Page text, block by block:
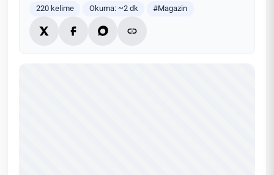
220 kelime Okuma: ~2 dk #Magazin